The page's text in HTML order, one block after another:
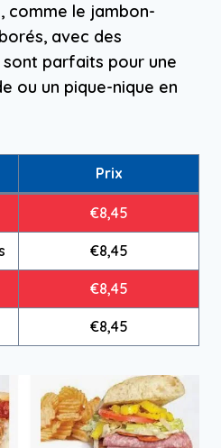
comme le jambon-
avec des
sont parfaits pour une
ou un pique-nique en
Prix
€8,45
€8,45
€8,45
€8,45